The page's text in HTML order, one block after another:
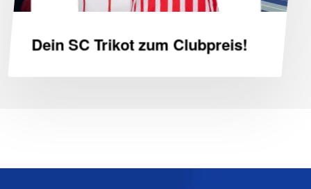
Dein SC Trikot zum Clubpreis!